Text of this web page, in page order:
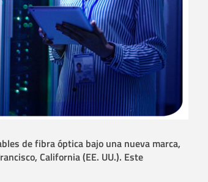
de fibra óptica bajo una nueva marca,
California (EE. UU.). Este